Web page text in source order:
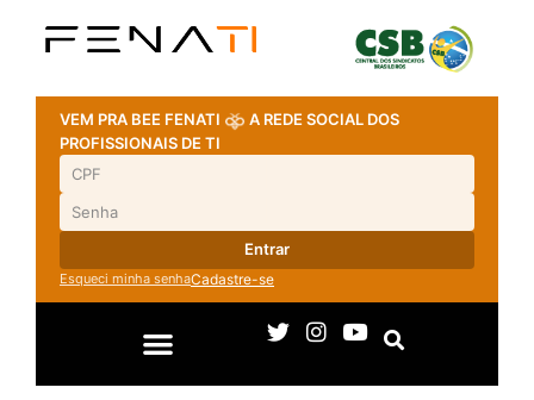
VEM PRA BEE FENATI
A REDE SOCIAL DOS
PROFISSIONAIS DE TI
Entrar
Esqueci minha senhaCadastre-se